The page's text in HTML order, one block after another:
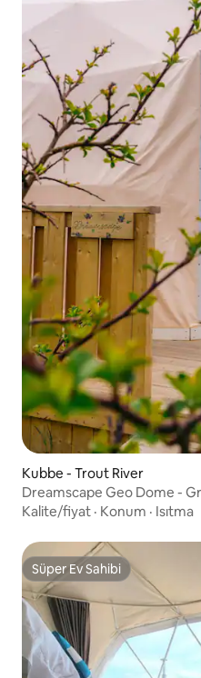
Kubbe - Trout River
Dreamscape Geo Dome -
Kalite/fiyat · Konum · Isıtma
Süper Ev Sahibi
Süper Ev Sahibi